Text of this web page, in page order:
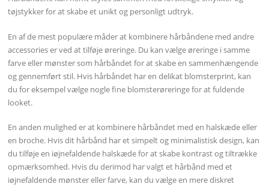
tøjstykker for at skabe et unikt og personligt udtryk.
En af de mest populære måder at kombinere hårbåndene med andre
accessories er ved at tilføje øreringe. Du kan vælge øreringe i samme
farve eller mønster som hårbåndet for at skabe en sammenhængende
og gennemført stil. Hvis hårbåndet har en delikat blomsterprint, kan
du for eksempel vælge nogle fine blomsterøreringe for at fuldende
looket.
En anden mulighed er at kombinere hårbåndet med en halskæde eller
en broche. Hvis dit hårbånd har et simpelt og minimalistisk design, kan
du tilføje en iøjnefaldende halskæde for at skabe kontrast og tiltrække
opmærksomhed. Hvis du derimod har valgt et hårbånd med et
iøjnefaldende mønster eller farve, kan du vælge en mere diskret